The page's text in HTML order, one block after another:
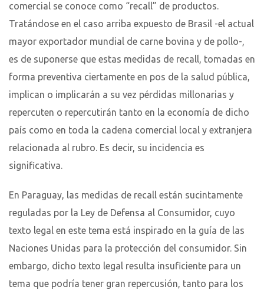
comercial se conoce como “recall” de productos.
Tratándose en el caso arriba expuesto de Brasil -el actual
mayor exportador mundial de carne bovina y de pollo-,
es de suponerse que estas medidas de recall, tomadas en
forma preventiva ciertamente en pos de la salud pública,
implican o implicarán a su vez pérdidas millonarias y
repercuten o repercutirán tanto en la economía de dicho
país como en toda la cadena comercial local y extranjera
relacionada al rubro. Es decir, su incidencia es
significativa.
En Paraguay, las medidas de recall están sucintamente
reguladas por la Ley de Defensa al Consumidor, cuyo
texto legal en este tema está inspirado en la guía de las
Naciones Unidas para la protección del consumidor. Sin
embargo, dicho texto legal resulta insuficiente para un
tema que podría tener gran repercusión, tanto para los